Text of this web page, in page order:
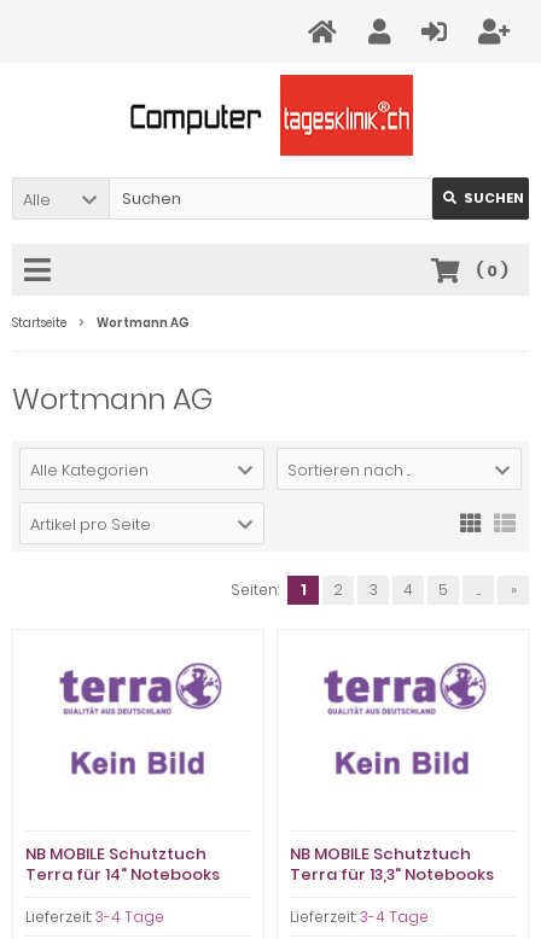
Alle SUCHEN
( 0)
Startseite Wortmann AG
Wortmann AG
Alle Kategorien Sortieren nach ...
Artikel pro Seite
Seiten: 1 2 3 4 5 ... »
NB MOBILE Schutztuch
Terra für 14" Notebooks
Lieferzeit:3-4 Tage
NB MOBILE Schutztuch
Terra für 13,3" Notebooks
Lieferzeit:3-4 Tage